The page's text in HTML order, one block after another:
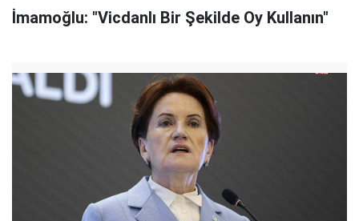
İmamoğlu: "Vicdanlı Bir Şekilde Oy Kullanın"